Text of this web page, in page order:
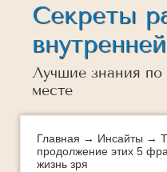
Думай
Инсайты
Истории успеха
Как добиться успеха
Секреты
Лучшие знания
месте
Главная → Инсайты →
продолжение этих 5
жизнь зря